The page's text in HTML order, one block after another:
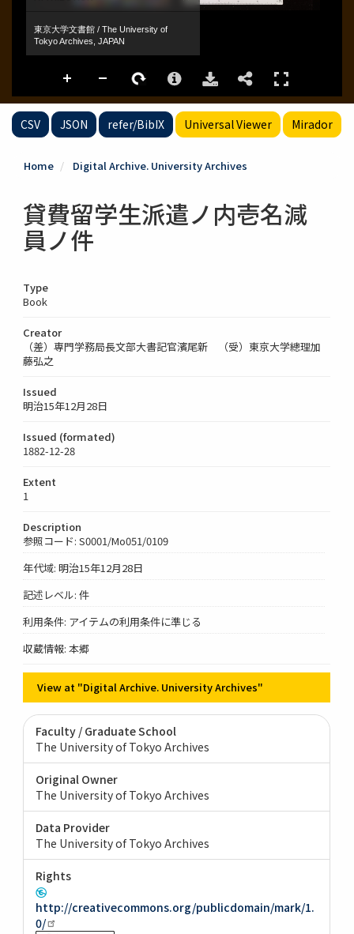
CSV JSON refer/BibIX Universal Viewer Mirador
Home Digital Archive. University Archives
貸費留学生派遣ノ内壱名減
員ノ件
Type
Book
Creator
（差）専門学務局長文部大書記官濱尾新 （受）東京大学總理加
藤弘之
Issued
明治15年12月28日
Issued (formated)
1882-12-28
Extent
1
Description
参照コード: S0001/Mo051/0109
年代域: 明治15年12月28日
記述レベル: 件
利用条件: アイテムの利用条件に準じる
収蔵情報: 本郷
View at "Digital Archive. University Archives"
Faculty / Graduate School
The University of Tokyo Archives
Original Owner
The University of Tokyo Archives
Data Provider
The University of Tokyo Archives
Rights
http://creativecommons.org/publicdomain/mark/1.
0/